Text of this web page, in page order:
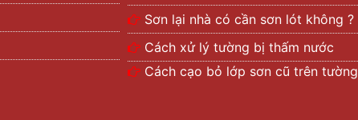
Sơn lại nhà có cần sơn lót không ?
Cách xử lý tường bị thấm nước
Cách cạo bỏ lớp sơn cũ trên tường